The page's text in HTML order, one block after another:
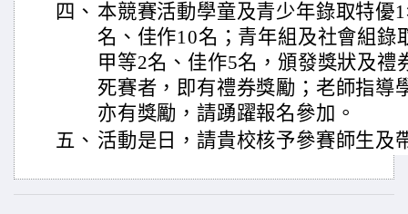
四、 本競賽活動學童及青少年錄取特優
名、佳作10名；青年組及社會組錄
甲等2名、佳作5名，頒發獎狀及禮
死賽者，即有禮券獎勵；老師指導
亦有獎勵，請踴躍報名參加。
五、 活動是日，請貴校核予參賽師生及